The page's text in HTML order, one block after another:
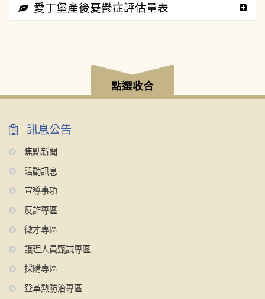
愛丁堡產後憂鬱症評估量表
點選收合
訊息公告
焦點新聞
活動訊息
宣導事項
反詐專區
徵才專區
護理人員甄試專區
採購專區
登革熱防治專區